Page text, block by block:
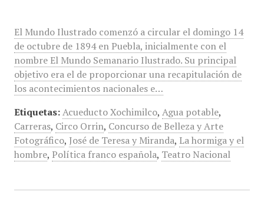
El Mundo Ilustrado comenzó a circular el domingo 14
de octubre de 1894 en Puebla, inicialmente con el
nombre El Mundo Semanario Ilustrado. Su principal
objetivo era el de proporcionar una recapitulación de
los acontecimientos nacionales e…
Etiquetas: Acueducto Xochimilco, Agua potable,
Carreras, Circo Orrin, Concurso de Belleza y Arte
Fotográfico, José de Teresa y Miranda, La hormiga y el
hombre, Política franco española, Teatro Nacional